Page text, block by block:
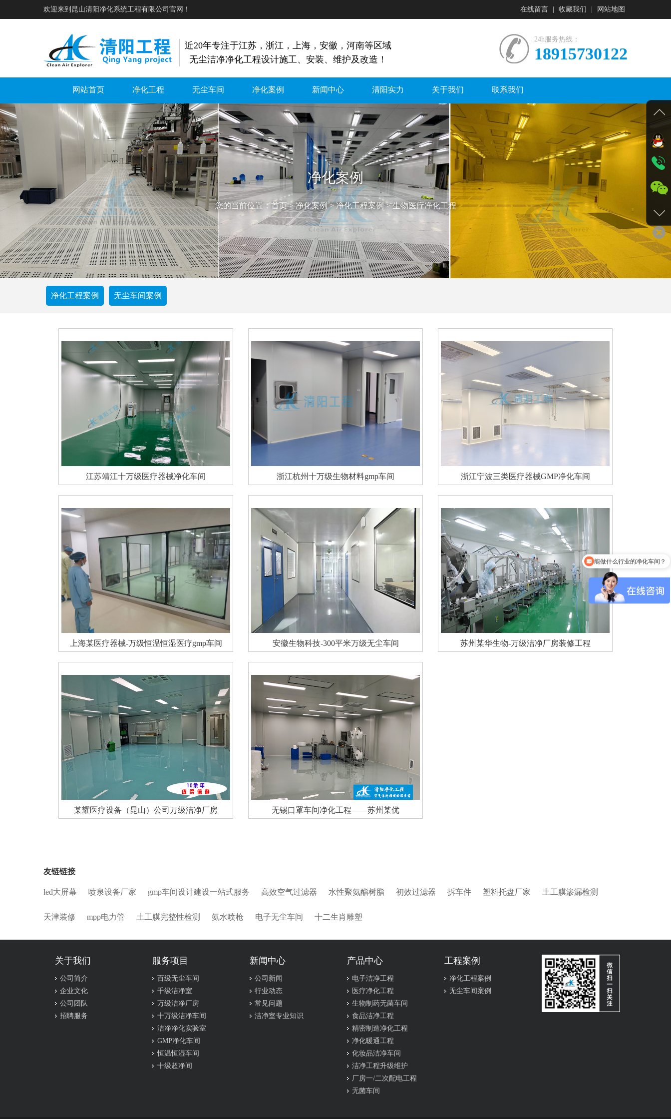
欢迎来到昆山清阳净化系统工程有限公司官网！ 在线留言 收藏我们 网站地图
近20年专注于江苏，浙江，上海，安徽，河南等区域
无尘洁净净化工程设计施工、安装、维护及改造！
24h服务热线：
18915730122
网站首页 净化工程 无尘车间 净化案例 新闻中心 清阳实力 关于我们 联系我们
净化案例
您的当前位置：首页>净化案例>净化工程案例>生物医疗净化工程
净化工程案例 无尘车间案例
江苏靖江十万级医疗器械净化车间 浙江杭州十万级生物材料gmp车间 浙江宁波三类医疗器械GMP净化车间
上海某医疗器械-万级恒温恒湿医疗gmp车间 安徽生物科技-300平米万级无尘车间 苏州某华生物-万级洁净厂房装修工程
某耀医疗设备（昆山）公司万级洁净厂房 无锡口罩车间净化工程——苏州某优
友链链接
led大屏幕 喷泉设备厂家 gmp车间设计建设一站式服务 高效空气过滤器 水性聚氨酯树脂 初效过滤器 拆车件 塑料托盘厂家 土工膜渗漏检测
天津装修 mpp电力管 土工膜完整性检测 氨水喷枪 电子无尘车间 十二生肖雕塑
关于我们
公司简介
企业文化
公司团队
招聘服务
服务项目
百级无尘车间
千级洁净室
万级洁净厂房
十万级洁净车间
洁净净化实验室
GMP净化车间
恒温恒湿车间
十级超净间
新闻中心
公司新闻
行业动态
常见问题
洁净室专业知识
产品中心
电子洁净工程
医疗净化工程
生物制药无菌车间
食品洁净工程
精密制造净化工程
净化暖通工程
化妆品洁净车间
洁净工程升级维护
厂房一/二次配电工程
无菌车间
工程案例
净化工程案例
无尘车间案例
多久出报价？